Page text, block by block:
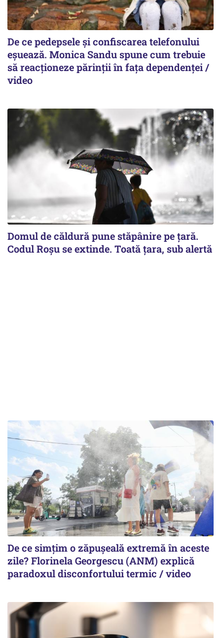
De ce pedepsele și confiscarea telefonului
eșuează. Monica Sandu spune cum trebuie
să reacționeze părinții în fața dependenței /
video
Domul de căldură pune stăpânire pe țară.
Codul Roșu se extinde. Toată țara, sub alertă
De ce simțim o zăpușeală extremă în aceste
zile? Florinela Georgescu (ANM) explică
paradoxul disconfortului termic / video